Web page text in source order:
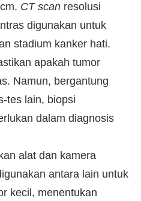
CT scan resolusi
digunakan untuk
stadium kanker hati.
apakah tumor
Namun, bergantung
tes lain, biopsi
dalam diagnosis
alat dan kamera
antara lain untuk
kecil, menentukan